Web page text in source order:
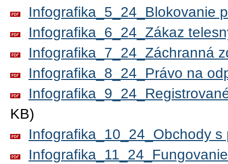
Infografika_5_24_Blokovanie
Infografika_6_24_Zákaz
Infografika_7_24_Záchranná
Infografika_8_24_Právo na
KB)
Infografika_10_24_Obchody